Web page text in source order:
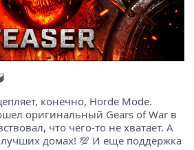
конечно, Horde Mode.
оригинальный Gears of War в
что чего-то не хватает. А
домах! 💯 И еще поддержка